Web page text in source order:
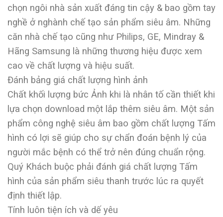
chọn ngôi nhà sản xuất đáng tin cậy & bao gồm tay
nghề ở nghành chế tạo sản phẩm siêu âm. Những
căn nhà chế tạo cũng như Philips, GE, Mindray &
Hãng Samsung là những thương hiệu được xem
cao về chất lượng và hiệu suất.
Đánh bảng giá chất lượng hình ảnh
Chất khối lượng bức Ảnh khi là nhân tố cần thiết khi
lựa chọn download một lắp thêm siêu âm. Một sản
phẩm công nghệ siêu âm bao gồm chất lượng Tấm
hình có lợi sẽ giúp cho sự chẩn đoán bệnh lý của
người mắc bệnh có thể trở nên đúng chuẩn rộng.
Quý Khách buộc phải đánh giá chất lượng Tấm
hình của sản phẩm siêu thanh trước lúc ra quyết
định thiết lập.
Tính luôn tiện ích và dế yêu